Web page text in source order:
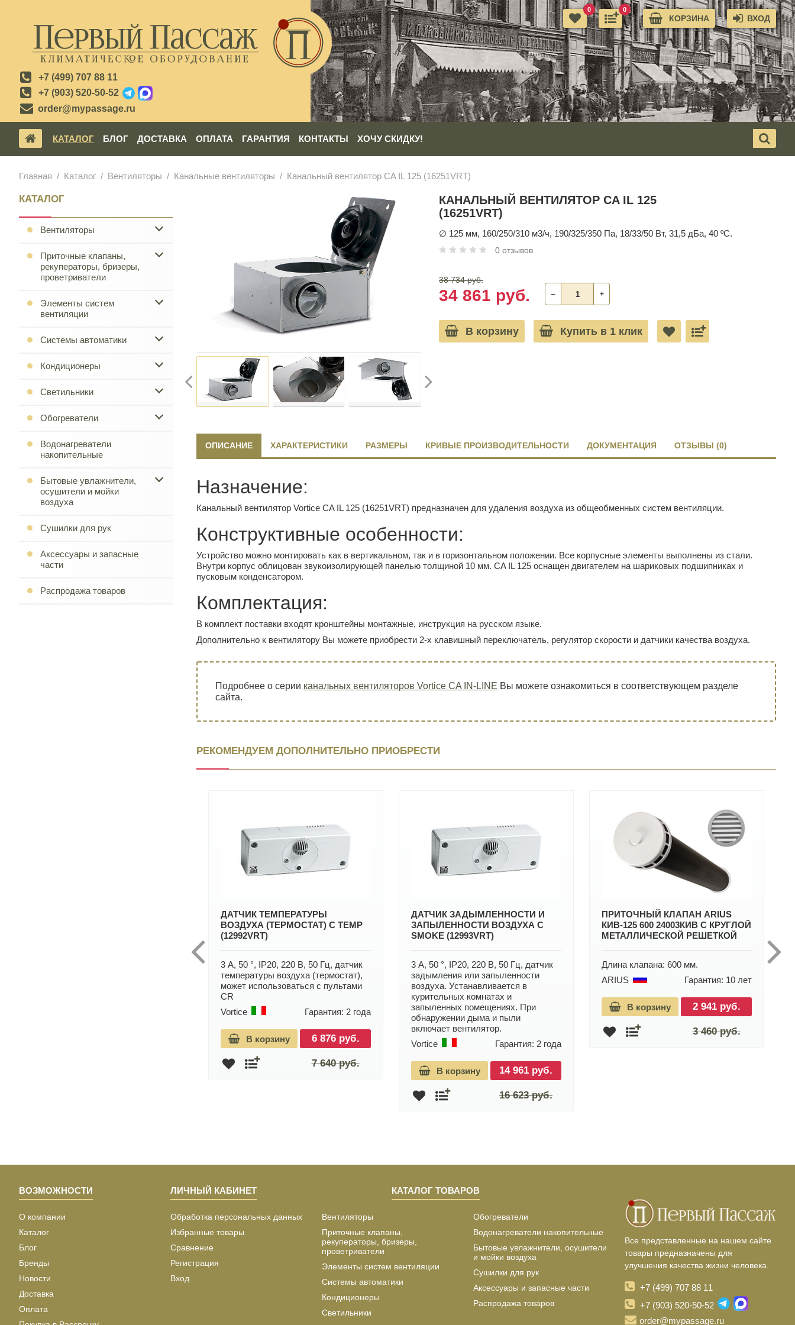
+7 (499) 707 88 11
+7 (903) 520-50-52
order@mypassage.ru
ВХОД
КОРЗИНА
0
0
КАТАЛОГ БЛОГ ДОСТАВКА ОПЛАТА ГАРАНТИЯ КОНТАКТЫ ХОЧУ СКИДКУ!
Главная Каталог Вентиляторы Канальные вентиляторы Канальный вентилятор CA IL 125 (16251VRT)
КАТАЛОГ
Вентиляторы
Приточные клапаны,
рекуператоры, бризеры,
проветриватели
Элементы систем
вентиляции
Системы автоматики
Кондиционеры
Светильники
Обогреватели
Водонагреватели
накопительные
Бытовые увлажнители,
осушители и мойки
воздуха
Сушилки для рук
Аксессуары и запасные
части
Распродажа товаров
КАНАЛЬНЫЙ ВЕНТИЛЯТОР CA IL 125
(16251VRT)
∅ 125 мм, 160/250/310 м3/ч, 190/325/350 Па, 18/33/50 Вт, 31,5 дБа, 40 ºС.
0 отзывов
38 734 руб.
34 861 руб. ‒ +
В корзину Купить в 1 клик
ОПИСАНИЕ ХАРАКТЕРИСТИКИ РАЗМЕРЫ КРИВЫЕ ПРОИЗВОДИТЕЛЬНОСТИ ДОКУМЕНТАЦИЯ ОТЗЫВЫ (0)
Назначение:
Канальный вентилятор Vortice CA IL 125 (16251VRT) предназначен для удаления воздуха из общеобменных систем вентиляции.
Конструктивные особенности:
Устройство можно монтировать как в вертикальном, так и в горизонтальном положении. Все корпусные элементы выполнены из стали.
Внутри корпус облицован звукоизолирующей панелью толщиной 10 мм. CA IL 125 оснащен двигателем на шариковых подшипниках и
пусковым конденсатором.
Комплектация:
В комплект поставки входят кронштейны монтажные, инструкция на русском языке.
Дополнительно к вентилятору Вы можете приобрести 2-х клавишный переключатель, регулятор скорости и датчики качества воздуха.
Подробнее о серии канальных вентиляторов Vortice CA IN-LINE Вы можете ознакомиться в соответствующем разделе
сайта.
РЕКОМЕНДУЕМ ДОПОЛНИТЕЛЬНО ПРИОБРЕСТИ
ДАТЧИК ТЕМПЕРАТУРЫ
ВОЗДУХА (ТЕРМОСТАТ) C TEMP
(12992VRT)
3 А, 50 °, IP20, 220 В, 50 Гц, датчик
температуры воздуха (термостат),
может использоваться с пультами
CR
Vortice
Гарантия: 2 года
6 876 руб.
7 640 руб.
В корзину
ДАТЧИК ЗАДЫМЛЕННОСТИ И
ЗАПЫЛЕННОСТИ ВОЗДУХА C
SMOKE (12993VRT)
3 А, 50 °, IP20, 220 В, 50 Гц, датчик
задымления или запыленности
воздуха. Устанавливается в
курительных комнатах и
запыленных помещениях. При
обнаружении дыма и пыли
включает вентилятор.
Vortice
Гарантия: 2 года
14 961 руб.
16 623 руб.
В корзину
ПРИТОЧНЫЙ КЛАПАН ARIUS
КИВ-125 600 24003КИВ С КРУГЛОЙ
МЕТАЛЛИЧЕСКОЙ РЕШЕТКОЙ
Длина клапана: 600 мм.
ARIUS
Гарантия: 10 лет
2 941 руб.
3 460 руб.
В корзину
ВОЗМОЖНОСТИ
О компании
Каталог
Блог
Бренды
Новости
Доставка
Оплата
ЛИЧНЫЙ КАБИНЕТ
Обработка персональных данных
Избранные товары
Сравнение
Регистрация
Вход
КАТАЛОГ ТОВАРОВ
Вентиляторы
Приточные клапаны,
рекуператоры, бризеры,
проветриватели
Элементы систем вентиляции
Системы автоматики
Кондиционеры
Светильники
Обогреватели
Водонагреватели накопительные
Бытовые увлажнители, осушители
и мойки воздуха
Сушилки для рук
Аксессуары и запасные части
Распродажа товаров
Все представленные на нашем сайте
товары предназначены для
улучшения качества жизни человека.
+7 (499) 707 88 11
+7 (903) 520-50-52
order@mypassage.ru